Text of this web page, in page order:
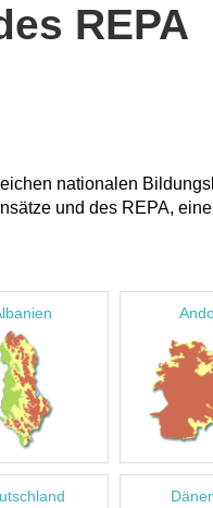
REPA
nationalen
und des REPA,